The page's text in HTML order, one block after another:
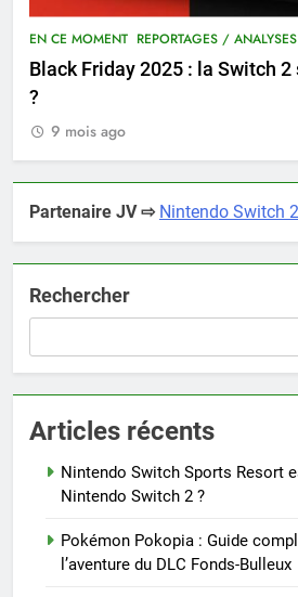
EN CE MOMENT REPORTAGES /
Black Friday 2025 : la Switch
?
9 mois ago
Partenaire JV ⇨ Nintendo Switch 2
Rechercher
Articles récents
Nintendo Switch Sports Resort
Nintendo Switch 2 ?
Pokémon Pokopia : Guide
l’aventure du DLC Fonds-Bulleux